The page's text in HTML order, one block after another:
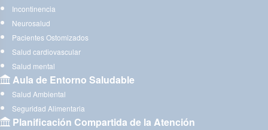
Incontinencia
Neurosalud
Pacientes Ostomizados
Salud cardiovascular
Salud mental
Aula de Entorno Saludable
Salud Ambiental
Seguridad Alimentaria
Planificación Compartida de la Atención